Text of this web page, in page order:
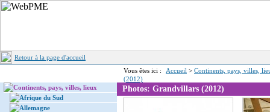
Retour à la page d'accueil
Vous êtes ici :
Accueil > Continents, pays, villes,
(2012)
Continents, pays, villes, lieux
Afrique du Sud
Allemagne
Photos: Grandvillars (2012)